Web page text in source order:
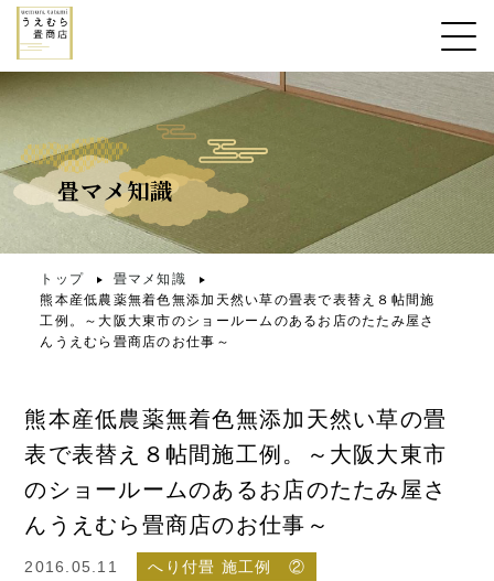
畳マメ知識
トップ
畳マメ知識
熊本産低農薬無着色無添加天然い草の畳表で表替え８帖間施
工例。～大阪大東市のショールームのあるお店のたたみ屋さ
んうえむら畳商店のお仕事～
熊本産低農薬無着色無添加天然い草の畳
表で表替え８帖間施工例。～大阪大東市
のショールームのあるお店のたたみ屋さ
んうえむら畳商店のお仕事～
2016.05.11 へり付畳 施工例 ②